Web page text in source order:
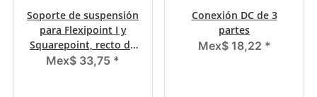
Soporte de suspensión
para Flexipoint I y
Squarepoint, recto de
100 mm de largo.
Mex$ 33,75 *
Conexión DC de 3
partes
Mex$ 18,22 *